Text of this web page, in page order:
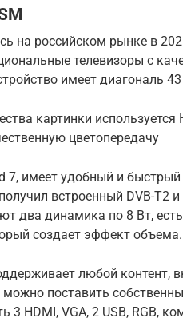
на российском рынке в
телевизоры с
имеет диагональ
картинки
цветопередачу
7, имеет удобный и
встроенный DVB-T2
два динамика по 8 Вт,
создает эффект объема.
любой контент,
поставить
3 HDMI, VGA, 2 USB, RGB,